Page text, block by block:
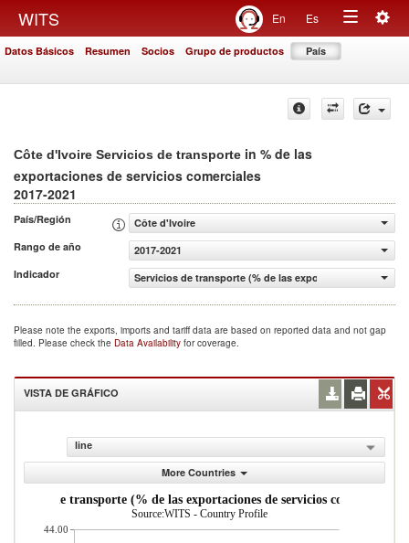
WITS En Es
Toggle
Datos Básicos Resumen Socios Grupo de productos País
Côte d'Ivoire Servicios de transporte in % de las
exportaciones de servicios comerciales
2017-2021
País/Región
Côte d'Ivoire
Rango de año
2017-2021
Indicador
Servicios de transporte (% de las exportaciones de
Please note the exports, imports and tariff data are based on reported data and not gap
filled. Please check the Data Availability for coverage.
VISTA DE GRÁFICO
line
More Countries
Servicios de transporte (% de las exportaciones de servicios comerciales)
Source:WITS - Country Profile
44.00